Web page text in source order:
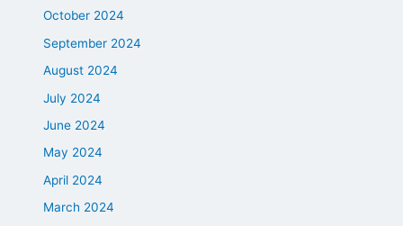
October 2024
September 2024
August 2024
July 2024
June 2024
May 2024
April 2024
March 2024